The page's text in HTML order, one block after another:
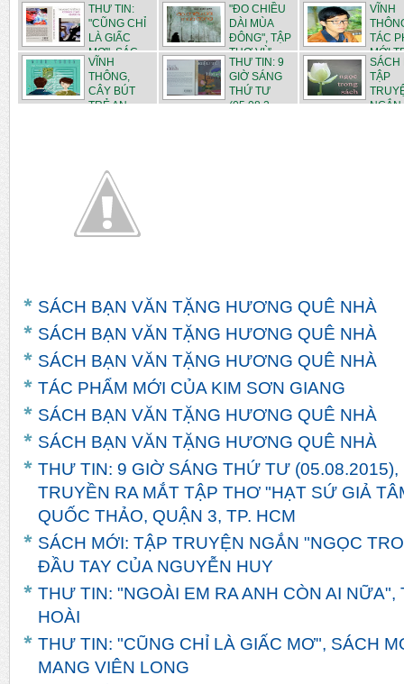
THƯ TIN:
"CŨNG CHỈ
LÀ GIẤC
MƠ", SÁC...
"ĐO CHIỀU
DÀI MÙA
ĐÔNG", TẬP
THƠ VỪ...
VĨNH
TÁC
MỚI
...
VĨNH
THÔNG,
CÂY BÚT
TRẺ AN
THƯ TIN: 9
GIỜ SÁNG
THỨ TƯ
(05.08.2...
SÁCH
TẬP
NGẮN
SÁCH BẠN VĂN TẶNG HƯƠNG QUÊ NHÀ
SÁCH BẠN VĂN TẶNG HƯƠNG QUÊ NHÀ
SÁCH BẠN VĂN TẶNG HƯƠNG QUÊ NHÀ
TÁC PHẨM MỚI CỦA KIM SƠN GIANG
SÁCH BẠN VĂN TẶNG HƯƠNG QUÊ NHÀ
SÁCH BẠN VĂN TẶNG HƯƠNG QUÊ NHÀ
THƯ TIN: 9 GIỜ SÁNG THỨ TƯ
TRUYỀN RA MẮT TẬP THƠ "HẠT SỨ GIẢ
QUỐC THẢO, QUẬN 3, TP. HCM
SÁCH MỚI: TẬP TRUYỆN NGẮN "NGỌC
ĐẦU TAY CỦA NGUYỄN HUY
THƯ TIN: "NGOÀI EM RA ANH CÒN AI
HOÀI
THƯ TIN: "CŨNG CHỈ LÀ GIẤC MƠ", SÁCH
MANG VIÊN LONG